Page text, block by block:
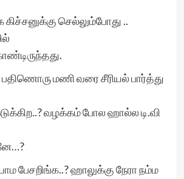
செல்லும்போது ..
பதிணொரு மணி வரை சீரியல் பார்த்து
வழக்கம் போல ஹால்ல டி.வி
பேசறிங்க..? ஹாலுக்கு நேரா நம்ம